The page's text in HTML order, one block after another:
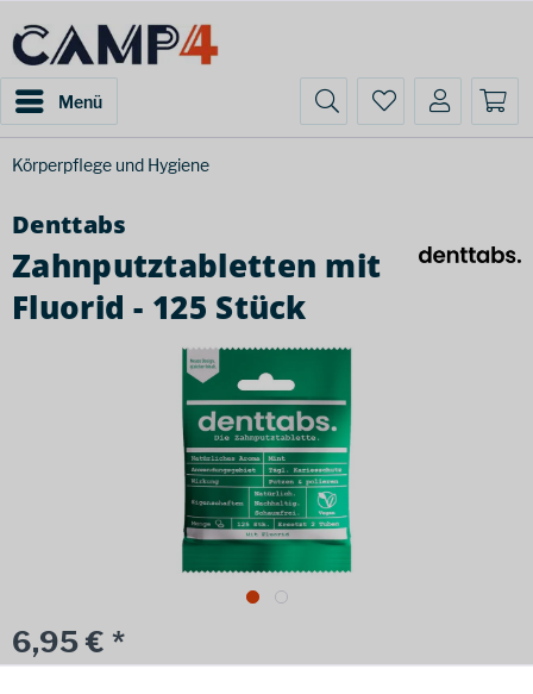
Menü
Körperpflege und Hygiene
Denttabs
Zahnputztabletten mit
Fluorid - 125 Stück
6,95 € *